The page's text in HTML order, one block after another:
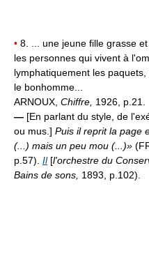
• 8. ... une jeune fille grasse
les personnes qui vivent à
lymphatiquement les
le bonhomme...
ARNOUX, Chiffre, 1926, p.21.
— [En parlant du style, de
ou mus.] Puis il reprit la page
(...) mais un peu mou (...)»
p.57). Il[l'orchestre du
Bains de sons, 1893, p.102).